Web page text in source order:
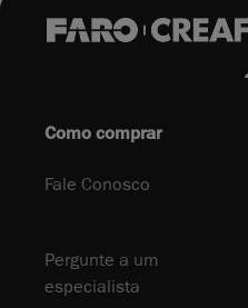
Como comprar
Fale Conosco
Pergunte a um
especialista